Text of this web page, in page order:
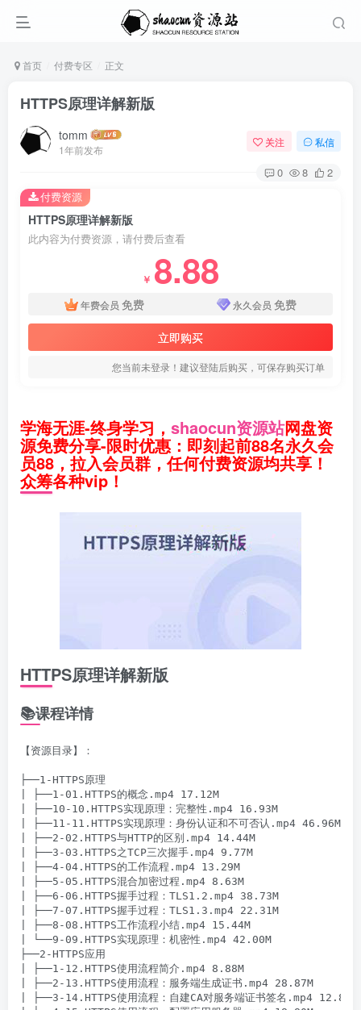
首页 付费专区 正文
HTTPS原理详解新版
tomm
1年前发布
关注 私信
0 8 2
HTTPS原理详解新版
此内容为付费资源，请付费后查看
￥ 8.88
年费会员 免费 永久会员 免费
立即购买
您当前未登录！建议登陆后购买，可保存购买订单
付费资源
学海无涯-终身学习， shaocun资源站网盘资
源免费分享-限时优惠：即刻起前88名永久会
员88，拉入会员群，任何付费资源均共享！
众筹各种vip！
HTTPS原理详解新版
📚课程详情
【资源目录】：
├──1-HTTPS原理
| ├──1-01.HTTPS的概念.mp4 17.12M
| ├──10-10.HTTPS实现原理：完整性.mp4 16.93M
| ├──11-11.HTTPS实现原理：身份认证和不可否认.mp4 46.96M
| ├──2-02.HTTPS与HTTP的区别.mp4 14.44M
| ├──3-03.HTTPS之TCP三次握手.mp4 9.77M
| ├──4-04.HTTPS的工作流程.mp4 13.29M
| ├──5-05.HTTPS混合加密过程.mp4 8.63M
| ├──6-06.HTTPS握手过程：TLS1.2.mp4 38.73M
| ├──7-07.HTTPS握手过程：TLS1.3.mp4 22.31M
| ├──8-08.HTTPS工作流程小结.mp4 15.44M
| └──9-09.HTTPS实现原理：机密性.mp4 42.00M
├──2-HTTPS应用
| ├──1-12.HTTPS使用流程简介.mp4 8.88M
| ├──2-13.HTTPS使用流程：服务端生成证书.mp4 28.87M
| ├──3-14.HTTPS使用流程：自建CA对服务端证书签名.mp4 12.87M